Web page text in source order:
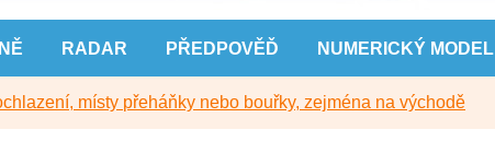
RADAR PŘEDPOVĚĎ NUMERICKÝ MODEL
místy přeháňky nebo bouřky, zejména na východě